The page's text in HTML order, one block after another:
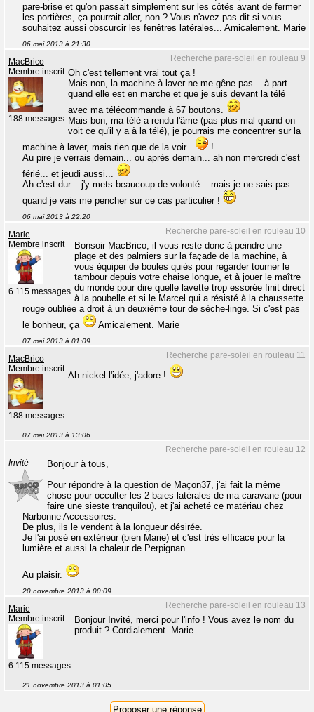
pare-brise et qu'on passait simplement sur les côtés avant de fermer
les portières, ça pourrait aller, non ? Vous n'avez pas dit si vous
souhaitez aussi obscurcir les fenêtres latérales... Amicalement. Marie
06 mai 2013 à 21:30
Recherche pare-soleil en rouleau 9
MacBrico
Membre inscrit
188 messages
Oh c'est tellement vrai tout ça !
Mais non, la machine à laver ne me gêne pas... à part
quand elle est en marche et que je suis devant la télé
avec ma télécommande à 67 boutons.
Mais bon, ma télé a rendu l'âme (pas plus mal quand on
voit ce qu'il y a à la télé), je pourrais me concentrer sur la
machine à laver, mais rien que de la voir..
!
Au pire je verrais demain... ou après demain... ah non mercredi c'est
férié... et jeudi aussi...
Ah c'est dur... j'y mets beaucoup de volonté... mais je ne sais pas
quand je vais me pencher sur ce cas particulier !
06 mai 2013 à 22:20
Recherche pare-soleil en rouleau 10
Marie
Membre inscrit
6 115 messages
Bonsoir MacBrico, il vous reste donc à peindre une
plage et des palmiers sur la façade de la machine, à
vous équiper de boules quiès pour regarder tourner le
tambour depuis votre chaise longue, et à jouer le maître
du monde pour dire quelle lavette trop essorée finit direct
à la poubelle et si le Marcel qui a résisté à la chaussette
rouge oubliée a droit à un deuxième tour de sèche-linge. Si c'est pas
le bonheur, ça
Amicalement. Marie
07 mai 2013 à 01:09
Recherche pare-soleil en rouleau 11
MacBrico
Membre inscrit
188 messages
Ah nickel l'idée, j'adore !
07 mai 2013 à 13:06
Recherche pare-soleil en rouleau 12
Invité
Bonjour à tous,
Pour répondre à la question de Maçon37, j'ai fait la même
chose pour occulter les 2 baies latérales de ma caravane (pour
faire une sieste tranquilou), et j'ai acheté ce matériau chez
Narbonne Accessoires.
De plus, ils le vendent à la longueur désirée.
Je l'ai posé en extérieur (bien Marie) et c'est très efficace pour la
lumière et aussi la chaleur de Perpignan.
Au plaisir.
20 novembre 2013 à 00:09
Recherche pare-soleil en rouleau 13
Marie
Membre inscrit
6 115 messages
Bonjour Invité, merci pour l'info ! Vous avez le nom du
produit ? Cordialement. Marie
21 novembre 2013 à 01:05